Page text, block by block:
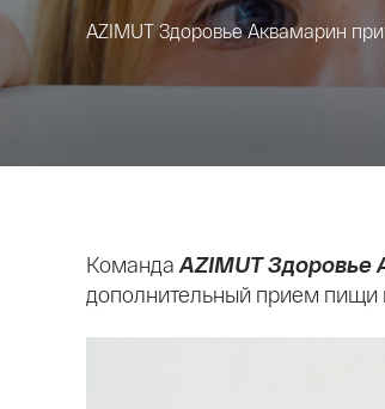
AZIMUT Здоровье Аквамарин
Команда AZIMUT Здоровье
дополнительный прием пищи